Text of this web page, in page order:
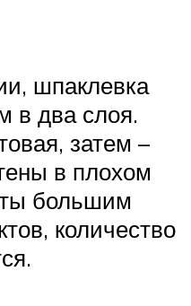
шпаклевка
в два слоя.
затем –
в плохом
большим
количество